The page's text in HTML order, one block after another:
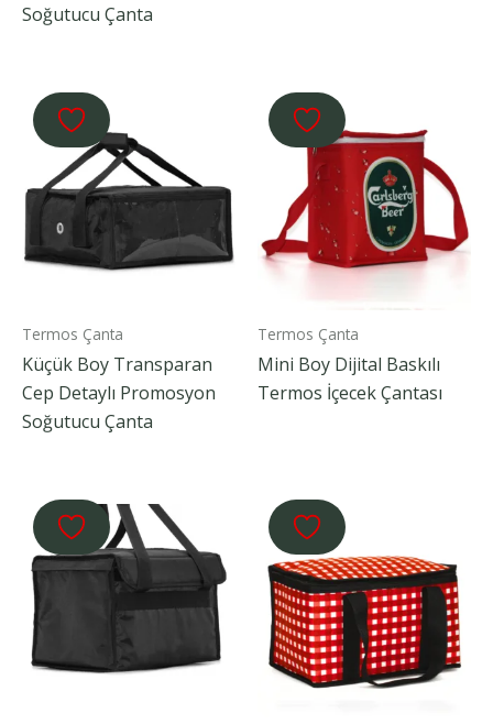
Soğutucu Çanta
Termos Çanta
Küçük Boy Transparan
Cep Detaylı Promosyon
Soğutucu Çanta
Termos Çanta
Mini Boy Dijital Baskılı
Termos İçecek Çantası